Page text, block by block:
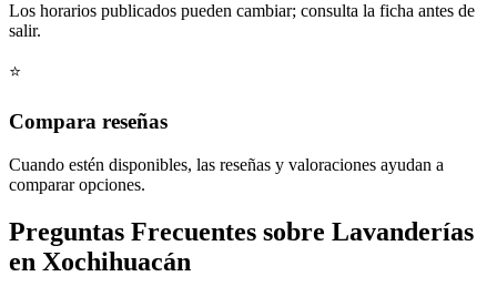
Los horarios publicados pueden cambiar; consulta la ficha antes de
salir.
⭐
Compara reseñas
Cuando estén disponibles, las reseñas y valoraciones ayudan a
comparar opciones.
Preguntas Frecuentes sobre Lavanderías
en Xochihuacán